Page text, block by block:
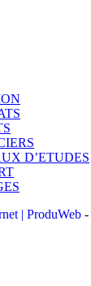
D’ETUDES
| ProduWeb -